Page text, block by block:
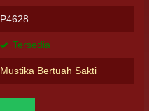
P4628
Tersedia
Mustika Bertuah Sakti